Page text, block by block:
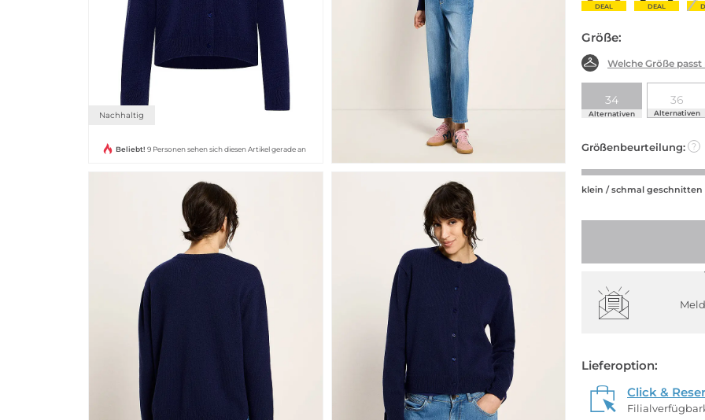
Nachhaltig
Beliebt! 9 Personen sehen sich diesen Artikel gerade an
DEAL DEAL
Größe:
Welche Größe passt
34
Alternativen
36
Alternativen
Größenbeurteilung: ?
klein / schmal geschnitten
Lieferoption:
Click &